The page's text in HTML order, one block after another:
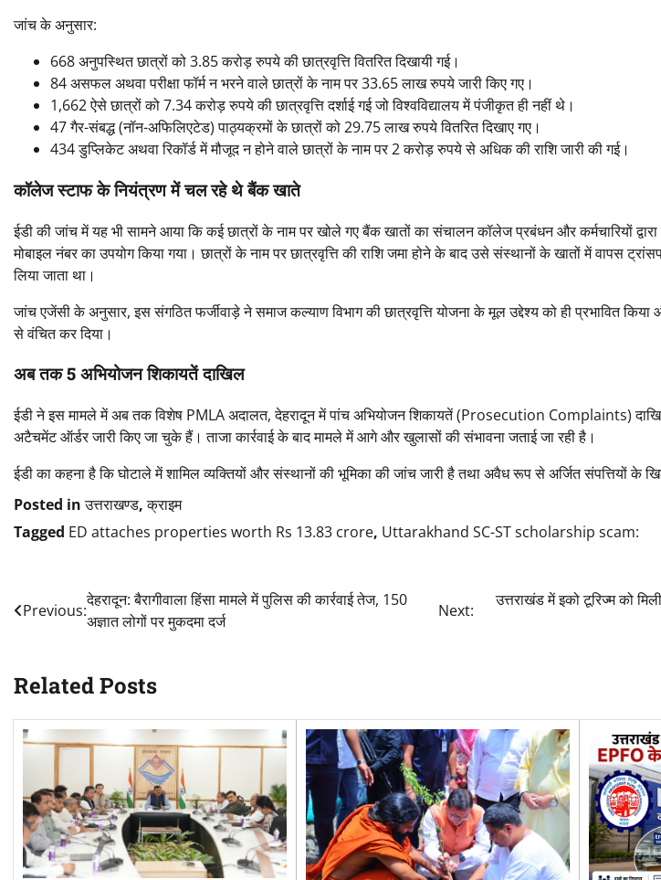
जांच के अनुसार:
668 अनुपस्थित छात्रों को 3.85 करोड़ रुपये की छात्रवृत्ति वितरित दिखायी गई।
84 असफल अथवा परीक्षा फॉर्म न भरने वाले छात्रों के नाम पर 33.65 लाख रुपये जारी किए गए।
1,662 ऐसे छात्रों को 7.34 करोड़ रुपये की छात्रवृत्ति दर्शाई गई जो विश्वविद्यालय में पंजीकृत ही नहीं थे।
47 गैर-संबद्ध (नॉन-अफिलिएटेड) पाठ्यक्रमों के छात्रों को 29.75 लाख रुपये वितरित दिखाए गए।
434 डुप्लिकेट अथवा रिकॉर्ड में मौजूद न होने वाले छात्रों के नाम पर 2 करोड़ रुपये से अधिक की राशि जारी की गई।
कॉलेज स्टाफ के नियंत्रण में चल रहे थे बैंक खाते
ईडी की जांच में यह भी सामने आया कि कई छात्रों के नाम पर खोले गए बैंक खातों का संचालन कॉलेज प्रबंधन और कर्मचारियों
मोबाइल नंबर का उपयोग किया गया। छात्रों के नाम पर छात्रवृत्ति की राशि जमा होने के बाद उसे संस्थानों के खातों में वापस
लिया जाता था।
जांच एजेंसी के अनुसार, इस संगठित फर्जीवाड़े ने समाज कल्याण विभाग की छात्रवृत्ति योजना के मूल उद्देश्य को ही प्रभावित
से वंचित कर दिया।
अब तक 5 अभियोजन शिकायतें दाखिल
ईडी ने इस मामले में अब तक विशेष PMLA अदालत, देहरादून में पांच अभियोजन शिकायतें (Prosecution Complaints)
अटैचमेंट ऑर्डर जारी किए जा चुके हैं। ताजा कार्रवाई के बाद मामले में आगे और खुलासों की संभावना जताई जा रही है।
ईडी का कहना है कि घोटाले में शामिल व्यक्तियों और संस्थानों की भूमिका की जांच जारी है तथा अवैध रूप से अर्जित संपत्तियों के
Posted inउत्तराखण्ड,क्राइम
Tagged ED attaches properties worth Rs 13.83 crore, Uttarakhand SC-ST scholarship scam:
Post
navigation
Previous:
देहरादून: बैरागीवाला हिंसा मामले में पुलिस की कार्रवाई तेज, 150
अज्ञात लोगों पर मुकदमा दर्ज
Next:
उत्तराखंड में इको टूरिज्म को
Related Posts